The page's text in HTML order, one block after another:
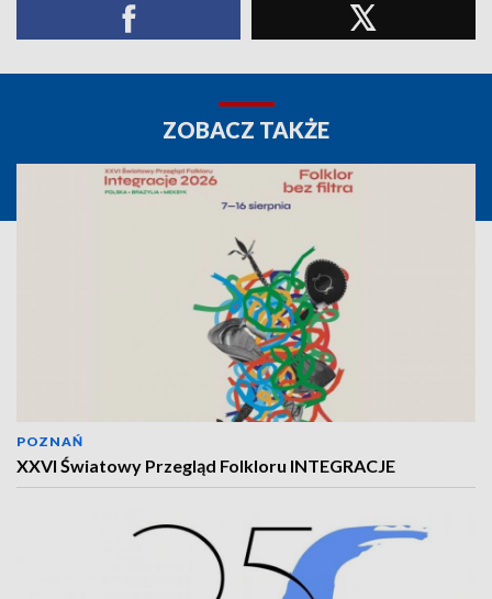
ZOBACZ TAKŻE
POZNAŃ
XXVI Światowy Przegląd Folkloru INTEGRACJE